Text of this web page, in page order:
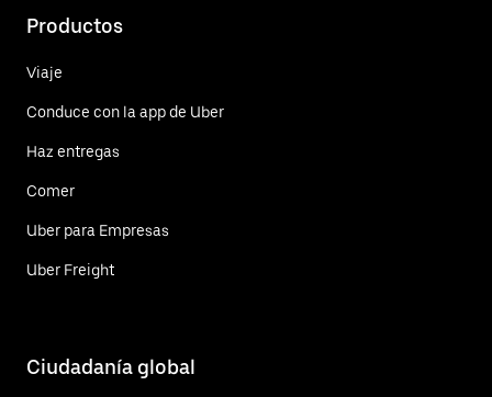
Productos
Viaje
Conduce con la app de Uber
Haz entregas
Comer
Uber para Empresas
Uber Freight
Ciudadanía global